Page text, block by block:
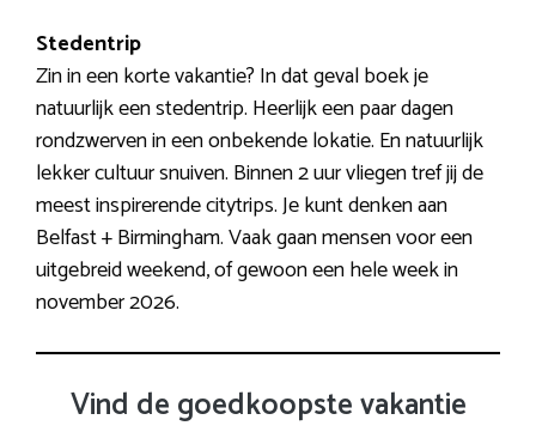
Stedentrip
Zin in een korte vakantie? In dat geval boek je
natuurlijk een stedentrip. Heerlijk een paar dagen
rondzwerven in een onbekende lokatie. En natuurlijk
lekker cultuur snuiven. Binnen 2 uur vliegen tref jij de
meest inspirerende citytrips. Je kunt denken aan
Belfast + Birmingham. Vaak gaan mensen voor een
uitgebreid weekend, of gewoon een hele week in
november 2026.
Vind de goedkoopste vakantie